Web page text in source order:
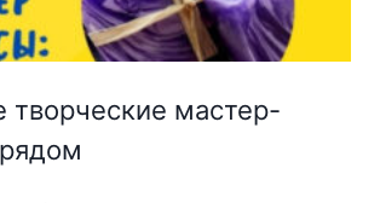
творческие мастер-